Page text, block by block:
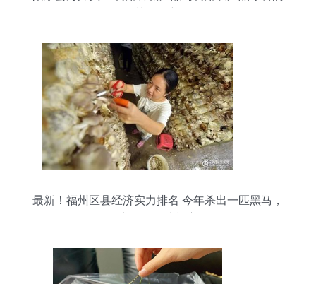
最新！福州区县经济实力排名 今年杀出一匹黑马，